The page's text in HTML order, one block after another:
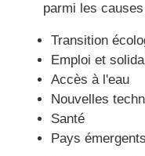
parmi les
Transition
Emploi et
Accès à l'eau
Nouvelles
Santé
Pays émergents